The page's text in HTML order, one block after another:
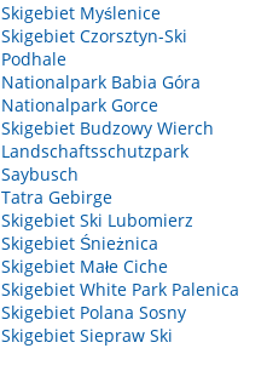
Skigebiet Myślenice
Skigebiet Czorsztyn-Ski
Podhale
Nationalpark Babia Góra
Nationalpark Gorce
Skigebiet Budzowy Wierch
Landschaftsschutzpark
Saybusch
Tatra Gebirge
Skigebiet Ski Lubomierz
Skigebiet Śnieżnica
Skigebiet Małe Ciche
Skigebiet White Park Palenica
Skigebiet Polana Sosny
Skigebiet Siepraw Ski